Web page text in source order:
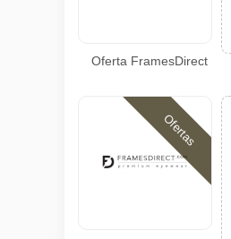
Oferta FramesDirect
Ofertas